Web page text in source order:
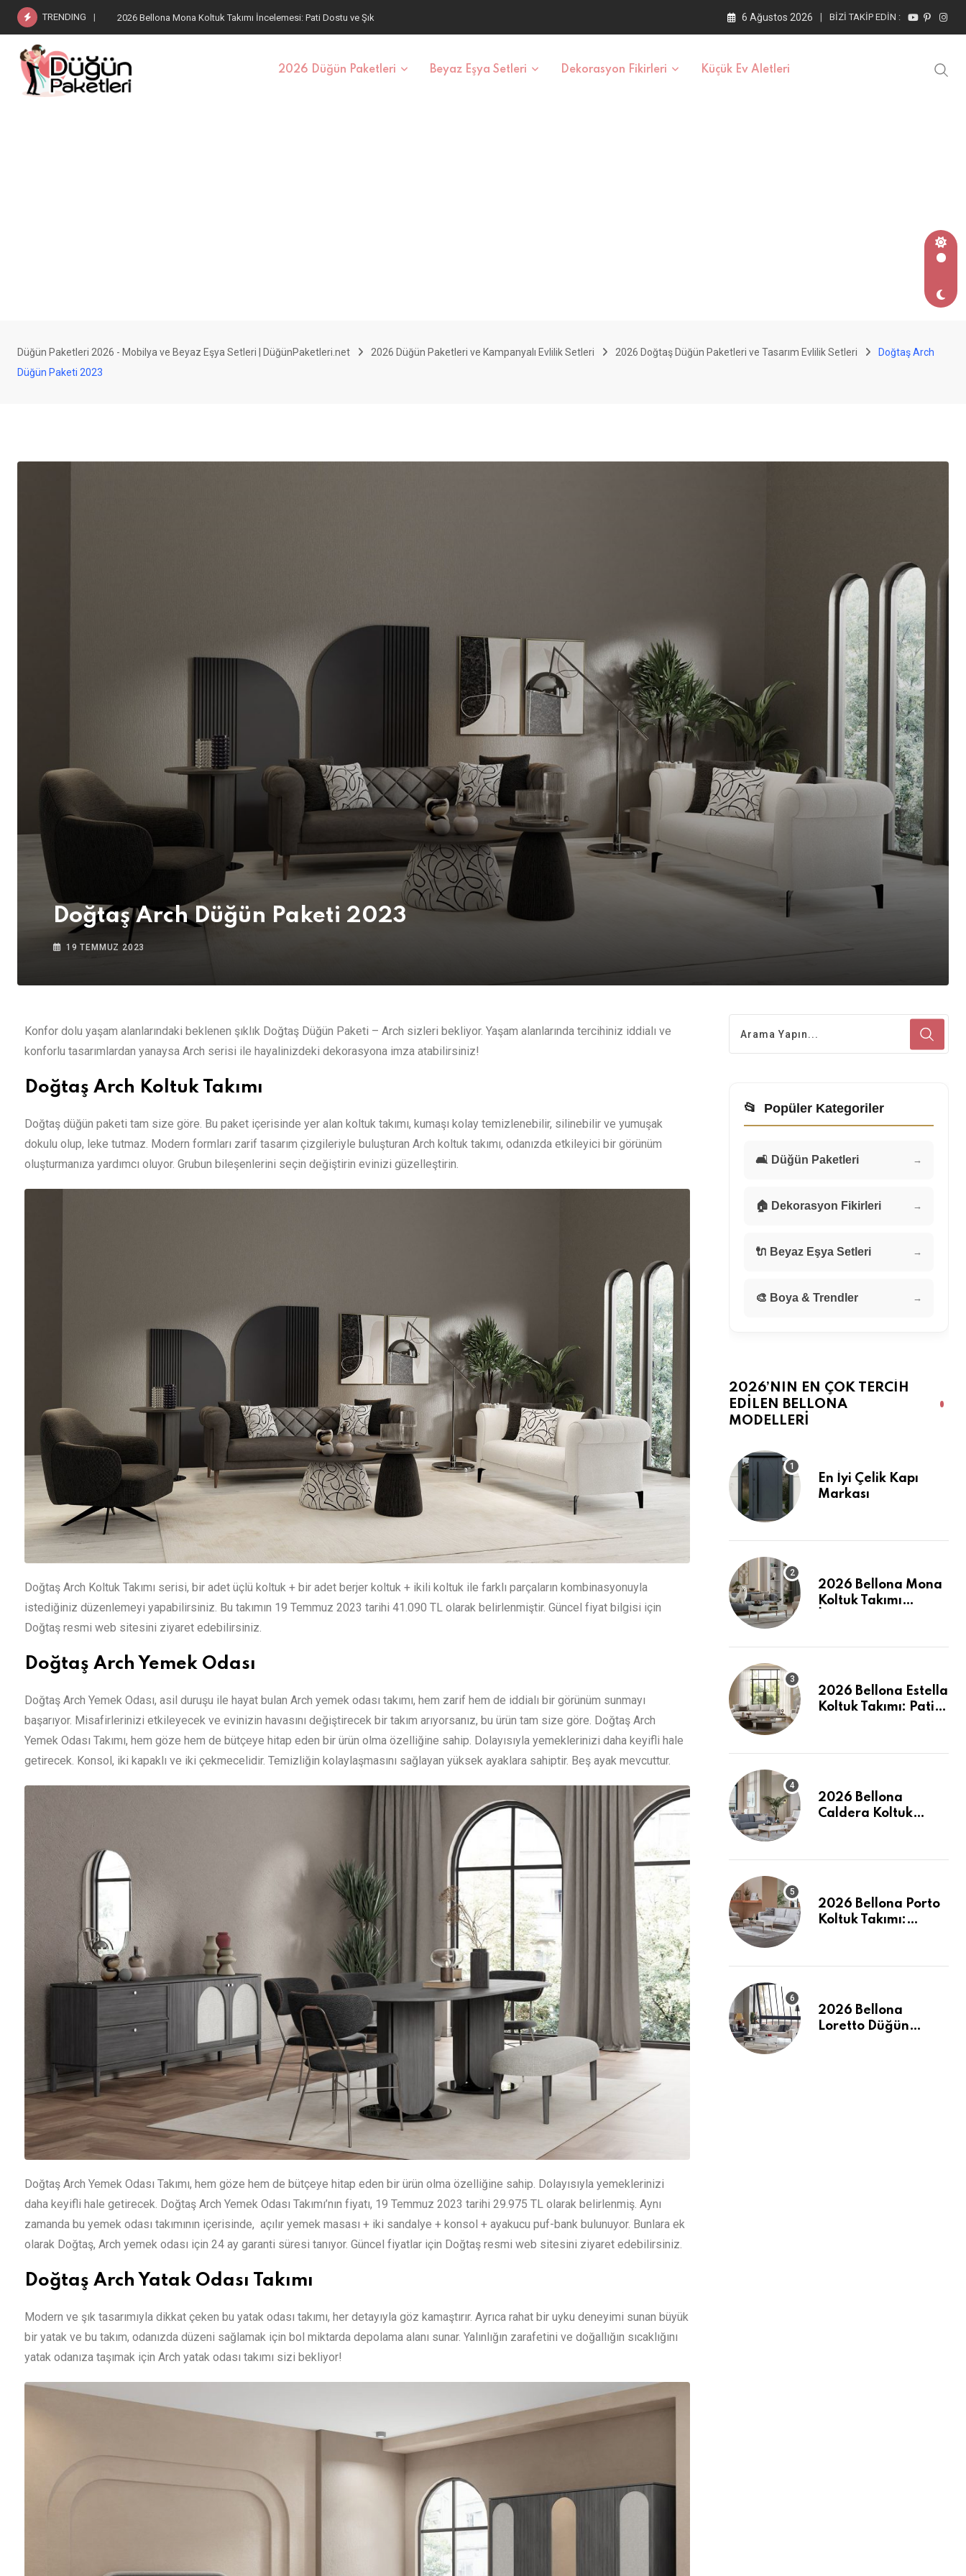
TRENDING 2026 Bellona Estella Koltuk Takımı: Pati Dostu Kumaş ve Fiyatlar 6 Ağustos 2026 BIZI TAKIP EDIN :
2026 Düğün Paketleri Beyaz Eşya Setleri Dekorasyon Fikirleri Küçük Ev Aletleri
Düğün Paketleri 2026 - Mobilya ve Beyaz Eşya Setleri | DüğünPaketleri.net 2026 Düğün Paketleri ve Kampanyalı Evlilik Setleri 2026 Doğtaş Düğün Paketleri ve Tasarım Evlilik Setleri
Doğtaş Arch
Düğün Paketi 2023
Doğtaş Arch Düğün Paketi 2023
19 TEMMUZ 2023
Konfor dolu yaşam alanlarındaki beklenen şıklık Doğtaş Düğün Paketi – Arch sizleri bekliyor. Yaşam alanlarında tercihiniz iddialı ve
konforlu tasarımlardan yanaysa Arch serisi ile hayalinizdeki dekorasyona imza atabilirsiniz!
Doğtaş Arch Koltuk Takımı
Doğtaş düğün paketi tam size göre. Bu paket içerisinde yer alan koltuk takımı, kumaşı kolay temizlenebilir, silinebilir ve yumuşak
dokulu olup, leke tutmaz. Modern formları zarif tasarım çizgileriyle buluşturan Arch koltuk takımı, odanızda etkileyici bir görünüm
oluşturmanıza yardımcı oluyor. Grubun bileşenlerini seçin değiştirin evinizi güzelleştirin.
Doğtaş Arch Koltuk Takımı serisi, bir adet üçlü koltuk + bir adet berjer koltuk + ikili koltuk ile farklı parçaların kombinasyonuyla
istediğiniz düzenlemeyi yapabilirsiniz. Bu takımın 19 Temmuz 2023 tarihi 41.090 TL olarak belirlenmiştir. Güncel fiyat bilgisi için
Doğtaş resmi web sitesini ziyaret edebilirsiniz.
Doğtaş Arch Yemek Odası
Doğtaş Arch Yemek Odası, asil duruşu ile hayat bulan Arch yemek odası takımı, hem zarif hem de iddialı bir görünüm sunmayı
başarıyor. Misafirlerinizi etkileyecek ve evinizin havasını değiştirecek bir takım arıyorsanız, bu ürün tam size göre. Doğtaş Arch
Yemek Odası Takımı, hem göze hem de bütçeye hitap eden bir ürün olma özelliğine sahip. Dolayısıyla yemeklerinizi daha keyifli hale
getirecek. Konsol, iki kapaklı ve iki çekmecelidir. Temizliğin kolaylaşmasını sağlayan yüksek ayaklara sahiptir. Beş ayak mevcuttur.
Doğtaş Arch Yemek Odası Takımı, hem göze hem de bütçeye hitap eden bir ürün olma özelliğine sahip. Dolayısıyla yemeklerinizi
daha keyifli hale getirecek. Doğtaş Arch Yemek Odası Takımı’nın fiyatı, 19 Temmuz 2023 tarihi 29.975 TL olarak belirlenmiş. Aynı
zamanda bu yemek odası takımının içerisinde, açılır yemek masası + iki sandalye + konsol + ayakucu puf-bank bulunuyor. Bunlara ek
olarak Doğtaş, Arch yemek odası için 24 ay garanti süresi tanıyor. Güncel fiyatlar için Doğtaş resmi web sitesini ziyaret edebilirsiniz.
Doğtaş Arch Yatak Odası Takımı
Modern ve şık tasarımıyla dikkat çeken bu yatak odası takımı, her detayıyla göz kamaştırır. Ayrıca rahat bir uyku deneyimi sunan büyük
bir yatak ve bu takım, odanızda düzeni sağlamak için bol miktarda depolama alanı sunar. Yalınlığın zarafetini ve doğallığın sıcaklığını
yatak odanıza taşımak için Arch yatak odası takımı sizi bekliyor!
📂 Popüler Kategoriler
🛋️ Düğün Paketleri →
🏠 Dekorasyon Fikirleri →
🔌 Beyaz Eşya Setleri →
🎨 Boya & Trendler →
2026’NIN EN ÇOK TERCIH
EDILEN BELLONA
MODELLERI
En İyi Çelik Kapı
Markası
2026 Bellona Mona
Koltuk Takımı
2026 Bellona Estella
Koltuk Takımı: Pati
2026 Bellona
Caldera Koltuk
Tanımı
2026 Bellona Porto
Koltuk Takımı:
2026 Bellona
Loretto Düğün